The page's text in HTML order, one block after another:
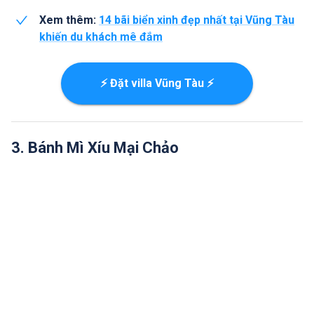
Xem thêm: 14 bãi biển xinh đẹp nhất tại Vũng Tàu
khiến du khách mê đắm
⚡ Đặt villa Vũng Tàu ⚡
3. Bánh Mì Xíu Mại Chảo